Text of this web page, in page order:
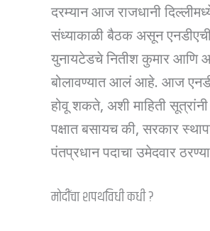
दरम्यान आज राजधानी
संध्याकाळी बैठक असून
युनायटेडचे नितीश कुमार आणि
बोलावण्यात आलं आहे. आज
होवू शकते, अशी माहिती
पक्षात बसायच की, सरकार
पंतप्रधान पदाचा उमेदवार
मोदींचा शपथविधी कधी ?